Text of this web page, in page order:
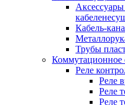
Кабель-
Трубы
Коммутационное
Реле
Реле
Реле
Реле